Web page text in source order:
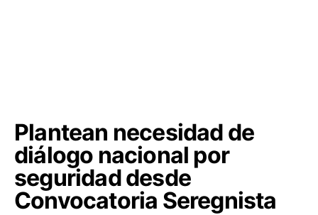
Plantean necesidad de
diálogo nacional por
seguridad desde
Convocatoria Seregnista